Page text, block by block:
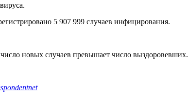
5 907 999 случаев инфицирования.
новых случаев превышает число выздоровевших.